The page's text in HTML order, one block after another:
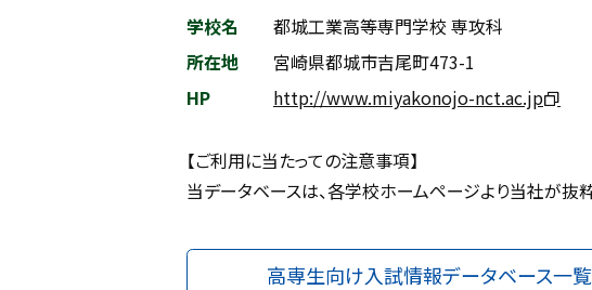
学校名
都城工業高等専門学校 専攻科
所在地
宮崎県都城市吉尾町473-1
HP
http://www.miyakonojo-nct.ac.jp
【ご利用に当たっての注意事項】
当データベースは、各学校ホームページより当社が抜
高専生向け入試情報データベース一